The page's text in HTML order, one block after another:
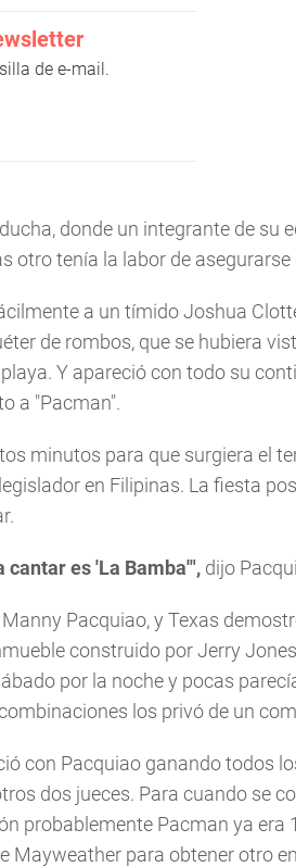
de e-mail.
donde un integrante de su
otro tenía la labor de
a un tímido Joshua
de rombos, que se hubiera
Y apareció con todo su
a "Pacman".
minutos para que surgiera el
en Filipinas. La fiesta
cantar es 'La Bamba'", dijo
Pacquiao, y Texas
construido por Jerry
por la noche y pocas
los privó de un
con Pacquiao ganando todos
dos jueces. Para cuando se
probablemente Pacman ya era
Mayweather para obtener otro